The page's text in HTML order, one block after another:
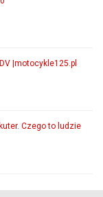
|motocykle125.pl
Czego to ludzie